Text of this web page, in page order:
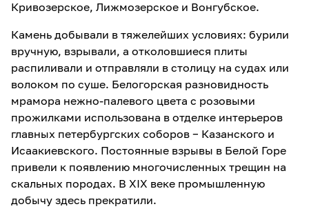
Кривозерское, Лижмозерское и Вонгубское.
Камень добывали в тяжелейших условиях: бурили
вручную, взрывали, а отколовшиеся плиты
распиливали и отправляли в столицу на судах или
волоком по суше. Белогорская разновидность
мрамора нежно-палевого цвета с розовыми
прожилками использована в отделке интерьеров
главных петербургских соборов − Казанского и
Исаакиевского. Постоянные взрывы в Белой Горе
привели к появлению многочисленных трещин на
скальных породах. В XIX веке промышленную
добычу здесь прекратили.